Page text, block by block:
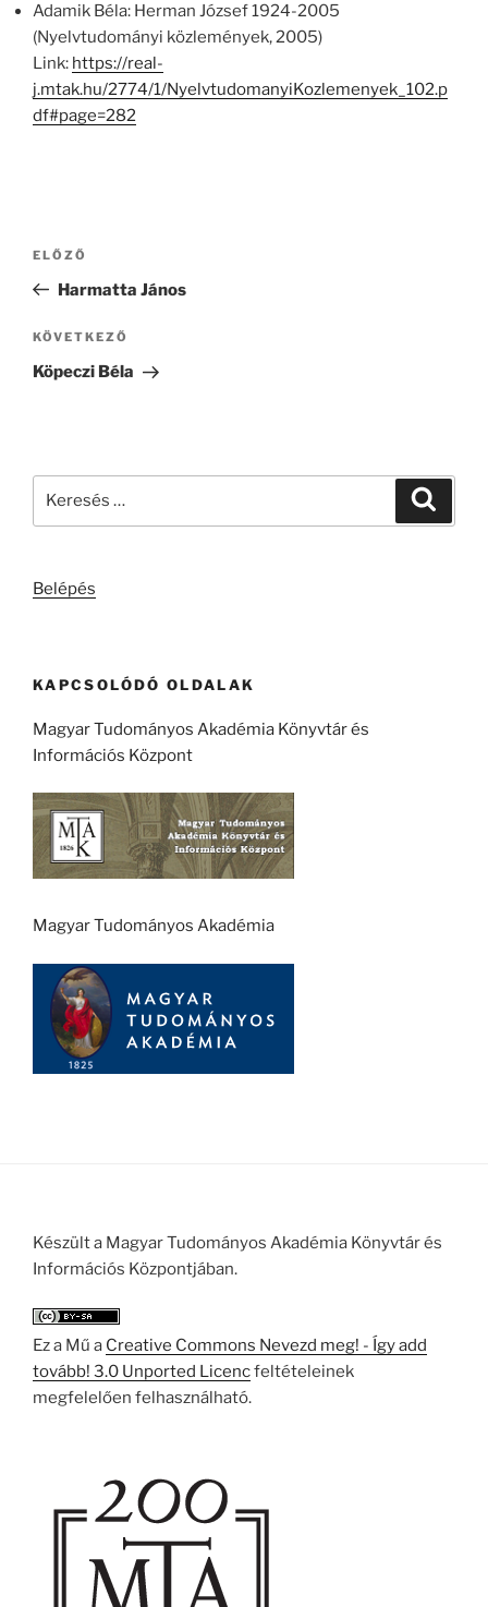
Adamik Béla: Herman József 1924-2005
(Nyelvtudományi közlemények, 2005)
Link: https://real-
j.mtak.hu/2774/1/NyelvtudomanyiKozlemenyek_102.p
df#page=282
Bejegyzés
Korábbi
bejegyzés
ELŐZŐ
Harmatta János
Következő
bejegyzés
KÖVETKEZŐ
Köpeczi Béla
Belépés
KAPCSOLÓDÓ OLDALAK
Magyar Tudományos Akadémia Könyvtár és
Információs Központ
Magyar Tudományos Akadémia
Készült a Magyar Tudományos Akadémia Könyvtár és
Információs Központjában.
Ez a Mű a Creative Commons Nevezd meg! - Így add
tovább! 3.0 Unported Licencfeltételeinek
megfelelően felhasználható.